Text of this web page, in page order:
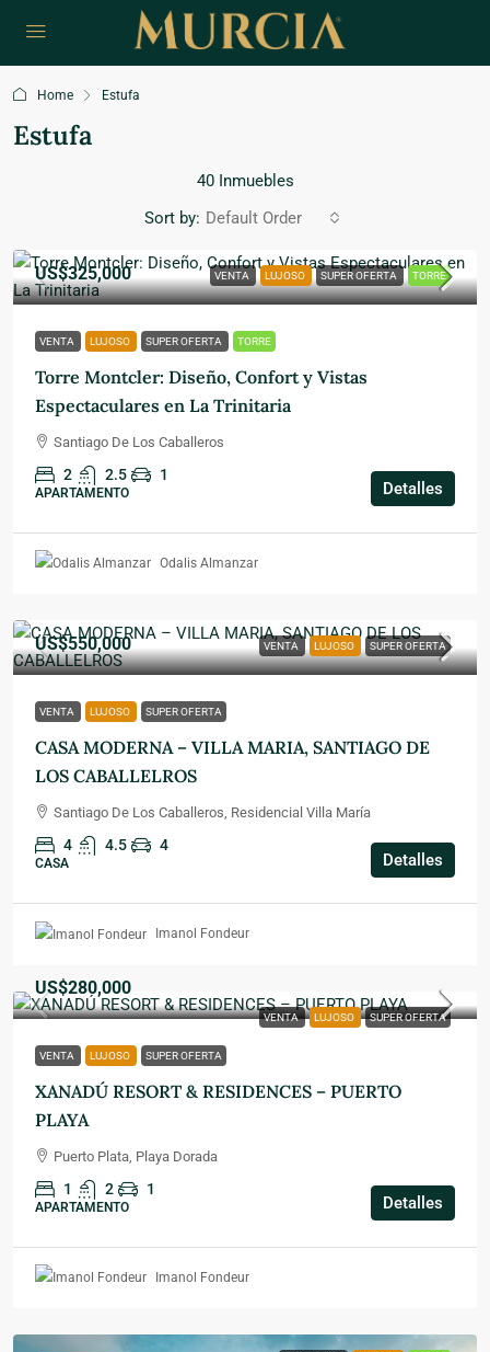
Home Estufa
Estufa
40 Inmuebles
Sort by: Default Order
VENTA LUJOSO SUPER OFERTA TORRE
US$325,000
VENTA LUJOSO SUPER OFERTA TORRE
Torre Montcler: Diseño, Confort y Vistas
Espectaculares en La Trinitaria
Santiago De Los Caballeros
2 2.5 1
APARTAMENTO Detalles
Odalis Almanzar
VENTA LUJOSO SUPER OFERTA
US$550,000
VENTA LUJOSO SUPER OFERTA
CASA MODERNA – VILLA MARIA, SANTIAGO DE
LOS CABALLELROS
Santiago De Los Caballeros, Residencial Villa María
4 4.5 4
CASA Detalles
Imanol Fondeur
VENTA LUJOSO SUPER OFERTA
US$280,000
VENTA LUJOSO SUPER OFERTA
XANADÚ RESORT & RESIDENCES – PUERTO
PLAYA
Puerto Plata, Playa Dorada
1 2 1
APARTAMENTO Detalles
Imanol Fondeur